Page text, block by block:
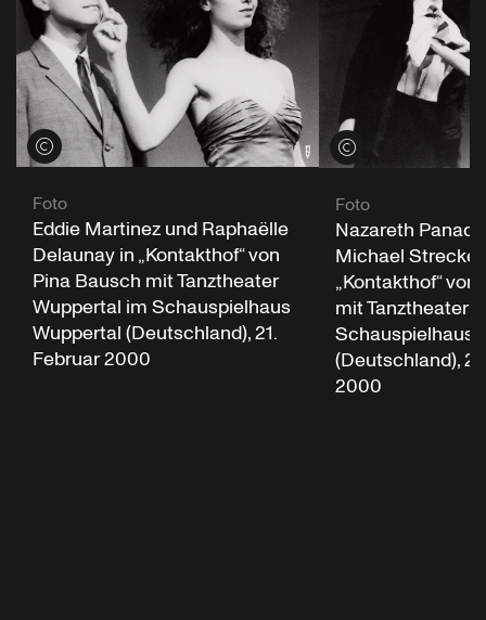
Credits öffnen
Foto
Eddie Martinez und Raphaëlle
Delaunay in „Kontakthof“ von
Pina Bausch mit Tanztheater
Wuppertal im Schauspielhaus
Wuppertal (Deutschland), 21.
Februar 2000
Credits öffnen
Foto
Nazareth
Michael
„Kontakthof“
mit Tanztheater
Schauspielhaus
(Deutschland),
2000